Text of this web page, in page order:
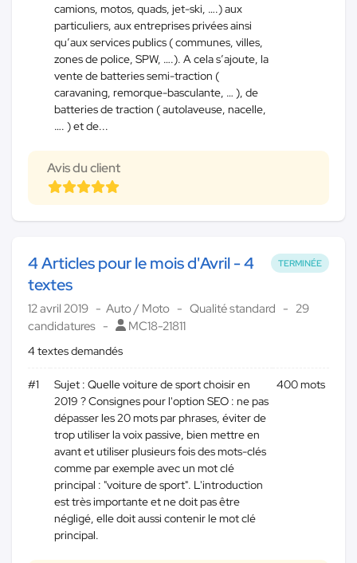
camions, motos, quads, jet-ski, ….) aux
particuliers, aux entreprises privées ainsi
qu’aux services publics ( communes, villes,
zones de police, SPW, ….). A cela s’ajoute, la
vente de batteries semi-traction (
caravaning, remorque-basculante, … ), de
batteries de traction ( autolaveuse, nacelle,
…. ) et de...
Avis du client
TERMINÉE
4 Articles pour le mois d'Avril - 4
textes
12 avril 2019 Auto / Moto Qualité standard
29
candidatures
MC18-21811
4 textes demandés
#1
Sujet : Quelle voiture de sport choisir en
2019 ? Consignes pour l'option SEO : ne pas
dépasser les 20 mots par phrases, éviter de
trop utiliser la voix passive, bien mettre en
avant et utiliser plusieurs fois des mots-clés
comme par exemple avec un mot clé
principal : "voiture de sport". L'introduction
est très importante et ne doit pas être
négligé, elle doit aussi contenir le mot clé
principal.
400 mots